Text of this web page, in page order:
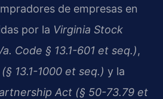
de empresas en
por la Virginia Stock
Code § 13.1-601 et seq.),
13.1-1000 et seq.) y la
Act (§ 50-73.79 et